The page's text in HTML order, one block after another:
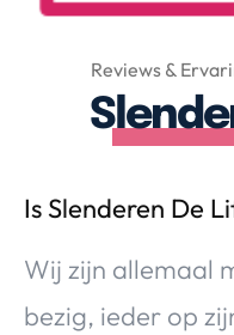
Over Valerie
Food & Drinks Health
Reviews &
Is Slenderen De
Wij zijn allemaal
bezig, ieder op